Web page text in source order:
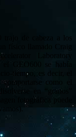
trajo de cabeza a los
físico llamado Craig
Laboratory
GEO600 se había
tiempo, es decir, el
como el
en “granos”
fotográfica puede